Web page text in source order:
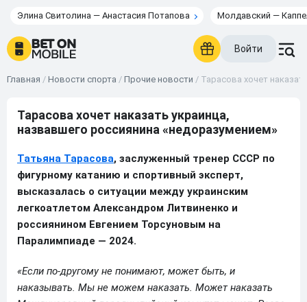
Элина Свитолина — Анастасия Потапова Молдавский —
Войти
Главная / Новости спорта / Прочие новости / Тарасова хочет
Тарасова хочет наказать украинца,
назвавшего россиянина «недоразумением»
Татьяна Тарасова, заслуженный тренер СССР по
фигурному катанию и спортивный эксперт,
высказалась о ситуации между украинским
легкоатлетом Александром Литвиненко и
россиянином Евгением Торсуновым на
Паралимпиаде — 2024.
«Если по-другому не понимают, может быть, и
наказывать. Мы не можем наказать. Может наказать